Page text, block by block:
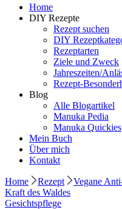
Manuka Magic
Dein
Home
DIY Rezepte
Rezept suchen
DIY
Rezeptarten
Ziele und Zweck
Jahreszeiten/
Rezept-
Blog
Alle Blogartikel
Manuka Pedia
Manuka Quickies
Mein Buch
Über mich
Kontakt
Home Rezept
Vegane
Kraft des Waldes
Gesichtspflege